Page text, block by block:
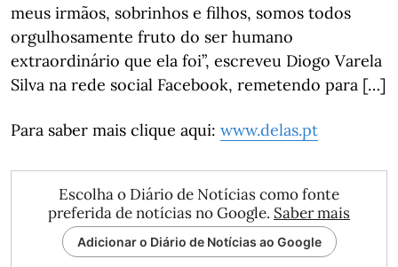
meus irmãos, sobrinhos e filhos, somos todos
orgulhosamente fruto do ser humano
extraordinário que ela foi”, escreveu Diogo Varela
Silva na rede social Facebook, remetendo para […]
Para saber mais clique aqui: www.delas.pt
Escolha o Diário de Notícias como fonte
preferida de notícias no Google. Saber mais
Adicionar o Diário de Notícias ao Google